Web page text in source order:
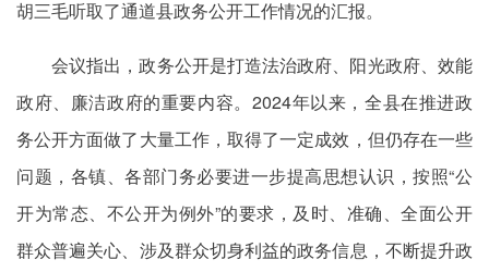
胡三毛听取了通道县政务公开工作情况的汇报。
会议指出，政务公开是打造法治政府、阳光政府、效能
政府、廉洁政府的重要内容。2024年以来，全县在推进政
务公开方面做了大量工作，取得了一定成效，但仍存在一些
问题，各镇、各部门务必要进一步提高思想认识，按照“公
开为常态、不公开为例外”的要求，及时、准确、全面公开
群众普遍关心、涉及群众切身利益的政务信息，不断提升政